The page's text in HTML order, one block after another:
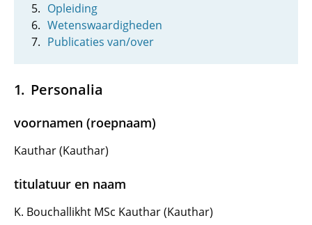
Opleiding
Wetenswaardigheden
Publicaties van/over
Personalia
voornamen (roepnaam)
Kauthar (Kauthar)
titulatuur en naam
K. Bouchallikht MSc Kauthar (Kauthar)